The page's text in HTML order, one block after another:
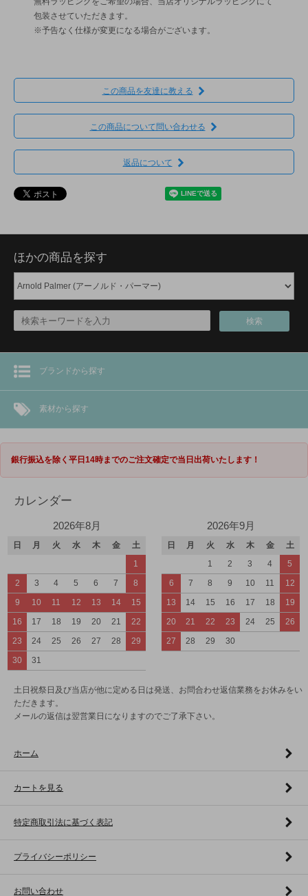
包装させていただきます。
※予告なく仕様が変更になる場合がございます。
この商品を友達に教える
この商品について問い合わせる
返品について
ほかの商品を探す
検索
ブランドから探す
素材から探す
銀行振込を除く平日14時までのご注文確定で当日出荷いたします！
カレンダー
2026年8月
日 月 火 水 木 金
土
1
2
3 4 5 6 7
8
9
10 11 12 13 14
15
16
17 18 19 20 21
22
23
24 25 26 27 28
29
30
31
2026年9月
日 月 火 水 木 金
土
1
2 3 4
5
6
7 8 9 10 11
12
13
14 15 16 17 18
19
20
21 22 23 24 25
26
27
28 29 30
土日祝祭日及び当店が他に定める日は発送、お問合わせ返信業務をお休みをい
ただきます。
メールの返信は翌営業日になりますのでご了承下さい。
ホーム
カートを見る
特定商取引法に基づく表記
プライバシーポリシー
お問い合わせ